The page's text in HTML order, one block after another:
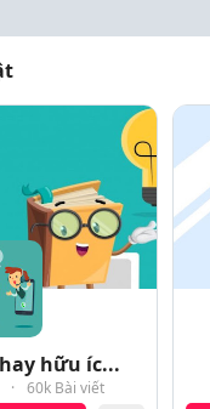
hữu íc...
· 60k Bài viết